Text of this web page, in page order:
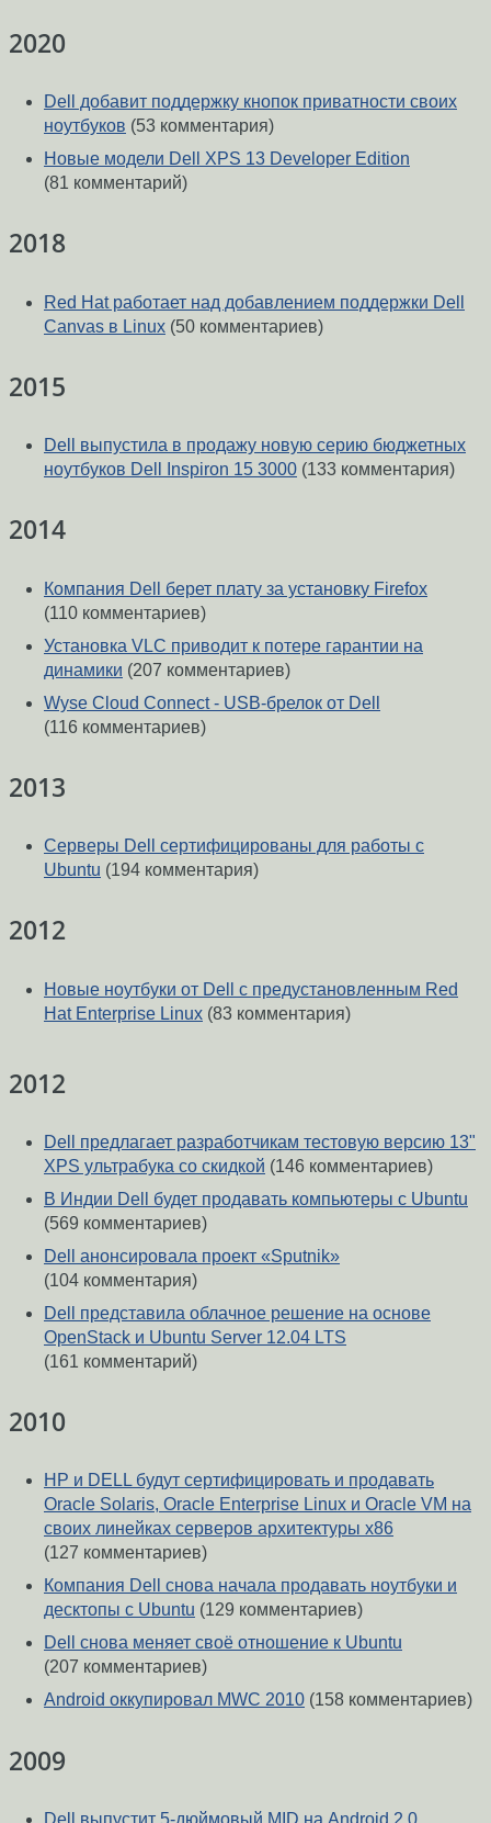
2020
Dell добавит поддержку кнопок приватности своих
ноутбуков (53 комментария)
Новые модели Dell XPS 13 Developer Edition
(81 комментарий)
2018
Red Hat работает над добавлением поддержки Dell
Canvas в Linux (50 комментариев)
2015
Dell выпустила в продажу новую серию бюджетных
ноутбуков Dell Inspiron 15 3000 (133 комментария)
2014
Компания Dell берет плату за установку Firefox
(110 комментариев)
Установка VLC приводит к потере гарантии на
динамики (207 комментариев)
Wyse Cloud Connect - USB-брелок от Dell
(116 комментариев)
2013
Серверы Dell сертифицированы для работы с
Ubuntu (194 комментария)
2012
Новые ноутбуки от Dell с предустановленным Red
Hat Enterprise Linux (83 комментария)
2012
Dell предлагает разработчикам тестовую версию 13"
XPS ультрабука со скидкой (146 комментариев)
В Индии Dell будет продавать компьютеры с Ubuntu
(569 комментариев)
Dell анонсировала проект «Sputnik»
(104 комментария)
Dell представила облачное решение на основе
OpenStack и Ubuntu Server 12.04 LTS
(161 комментарий)
2010
HP и DELL будут сертифицировать и продавать
Oracle Solaris, Oracle Enterprise Linux и Oracle VM на
своих линейках серверов архитектуры x86
(127 комментариев)
Компания Dell снова начала продавать ноутбуки и
десктопы с Ubuntu (129 комментариев)
Dell снова меняет своё отношение к Ubuntu
(207 комментариев)
Android оккупировал MWC 2010 (158 комментариев)
2009
Dell выпустит 5-дюймовый MID на Android 2.0